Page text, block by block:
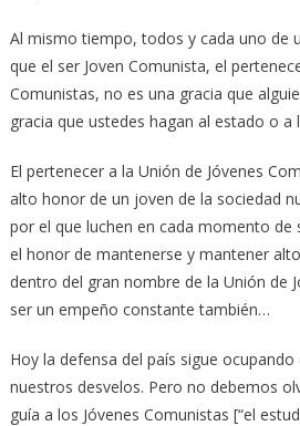
Al mismo tiempo, todos y cada uno de
que el ser Joven Comunista, el
Comunistas, no es una gracia que
gracia que ustedes hagan al estado o a
El pertenecer a la Unión de Jóvenes
alto honor de un joven de la sociedad
por el que luchen en cada momento de
el honor de mantenerse y mantener
dentro del gran nombre de la Unión de
ser un empeño constante también…
Hoy la defensa del país sigue
nuestros desvelos. Pero no debemos
guía a los Jóvenes Comunistas [“el